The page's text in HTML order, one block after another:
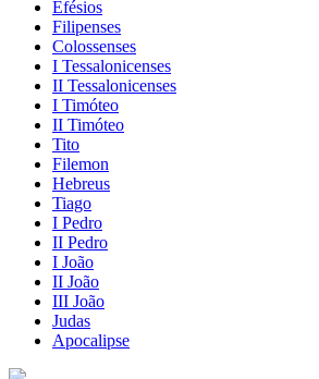
Efésios
Filipenses
Colossenses
I Tessalonicenses
II Tessalonicenses
I Timóteo
II Timóteo
Tito
Filemon
Hebreus
Tiago
I Pedro
II Pedro
I João
II João
III João
Judas
Apocalipse